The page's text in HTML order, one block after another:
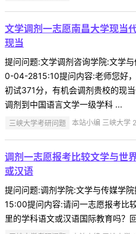
文学调剂一志愿南昌大学现当
现当
提问问题:文学调剂咨询学院:文学
0-04-2815:10提问内容:老师您好，
初试371分，有机会调剂贵校的现
调剂到中国语言文学一级学科 ...
三峡大学考研问题 本站小编 三峡大学
调剂一志愿报考比较文学与世
或汉语
提问问题:调剂学院:文学与传媒学
15:00提问内容:请问一志愿报考比
里的学科语文或汉语国际教育吗？